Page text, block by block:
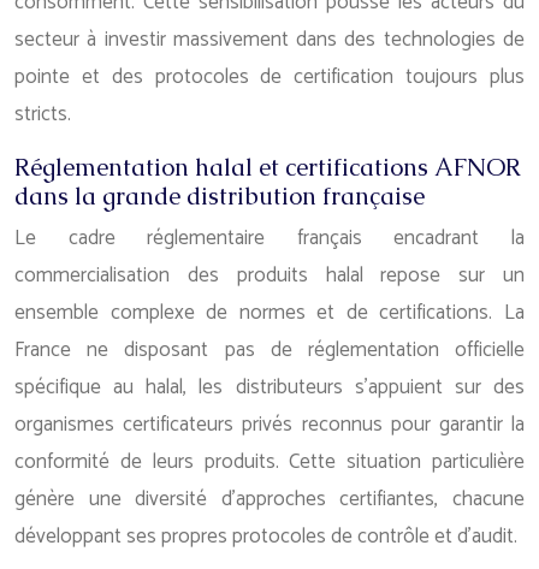
secteur à investir massivement dans des technologies de
pointe et des protocoles de certification toujours plus
stricts.
Réglementation halal et certifications AFNOR
dans la grande distribution française
Le cadre réglementaire français encadrant la
commercialisation des produits halal repose sur un
ensemble complexe de normes et de certifications. La
France ne disposant pas de réglementation officielle
spécifique au halal, les distributeurs s’appuient sur des
organismes certificateurs privés reconnus pour garantir la
conformité de leurs produits. Cette situation particulière
génère une diversité d’approches certifiantes, chacune
développant ses propres protocoles de contrôle et d’audit.